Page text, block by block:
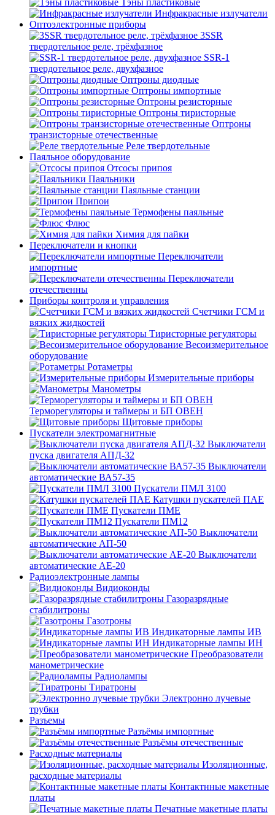
Инфракрасные излучатели
Оптоэлектронные приборы
3SSR
твердотельное реле, трёхфазное
SSR-1
твердотельное реле, двухфазное
Оптроны диодные
Оптроны импортные
Оптроны резисторные
Оптроны тиристорные
Оптроны
транзисторные отечественные
Реле твердотельные
Паяльное оборудование
Отсосы припоя
Паяльники
Паяльные станции
Припои
Термофены паяльные
Флюс
Химия для пайки
Переключатели и кнопки
Переключатели
импортные
Переключатели
отечественны
Приборы контроля и управления
Счетчики ГСМ и
вязких жидкостей
Тиристорные регуляторы
Весоизмерительное
оборудование
Ротаметры
Измерительные приборы
Манометры
Терморегуляторы и таймеры и БП ОВЕН
Щитовые приборы
Пускатели электромагнитные
Выключатели
пуска двигателя АПД-32
Выключатели
автоматические ВА57-35
Пускатели ПМЛ 3100
Катушки пускателей ПАЕ
Пускатели ПМЕ
Пускатели ПМ12
Выключатели
автоматические АП-50
Выключатели
автоматические АЕ-20
Радиоэлектронные лампы
Видиоконды
Газоразрядные
стабилитроны
Газотроны
Индикаторные лампы ИВ
Индикаторные лампы ИН
Преобразователи
манометрические
Радиолампы
Тиратроны
Электронно лучевые
трубки
Разъемы
Разъёмы импортные
Разъёмы отечественные
Расходные материалы
Изоляционные,
расходные материалы
Контактнные макетные
платы
Печатные макетные платы